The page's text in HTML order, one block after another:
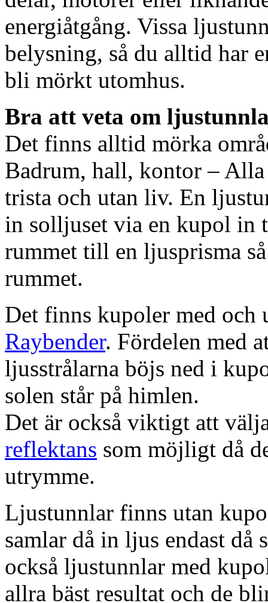
energiåtgång. Vissa
belysning, så du alltid har
bli mörkt utomhus.
Bra att veta om
Det finns alltid mörka
Badrum, hall, kontor – Alla
trista och utan liv. En
in solljuset via en kupol in
rummet till en ljusprisma
rummet.
Det finns kupoler med och
Raybender. Fördelen med
ljusstrålarna böjs ned i
solen står på himlen.
Det är också viktigt att
reflektans som möjligt då
utrymme.
Ljustunnlar finns utan
samlar då in ljus endast då
också ljustunnlar med
allra bäst resultat och de